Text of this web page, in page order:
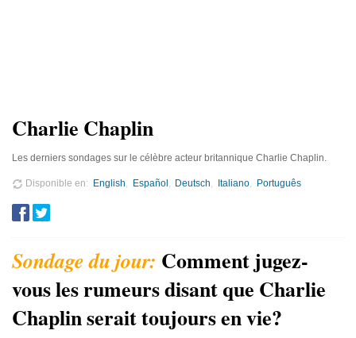
Charlie Chaplin
Les derniers sondages sur le célèbre acteur britannique Charlie Chaplin.
Disponible en English Español Deutsch Italiano Português
Comment jugez-
vous les rumeurs disant que Charlie
Chaplin serait toujours en vie?